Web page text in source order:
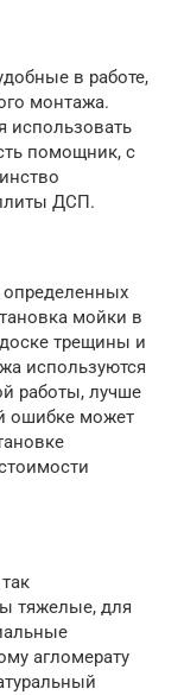
в работе,
монтажа.
использовать
помощник, с
ДСП.
определенных
мойки в
трещины и
используются
работы, лучше
ошибке может
тяжелые, для
агломерату